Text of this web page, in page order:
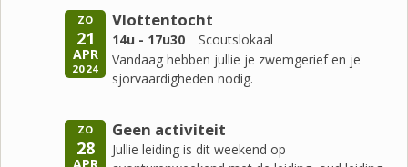
ZO
21
APR
2024
Vlottentocht
14u - 17u30
Scoutslokaal
Vandaag hebben jullie je zwemgerief en je
sjorvaardigheden nodig.
ZO
28
Geen activiteit
Jullie leiding is dit weekend op